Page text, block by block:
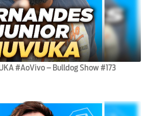
#AoVivo – Bulldog Show #173